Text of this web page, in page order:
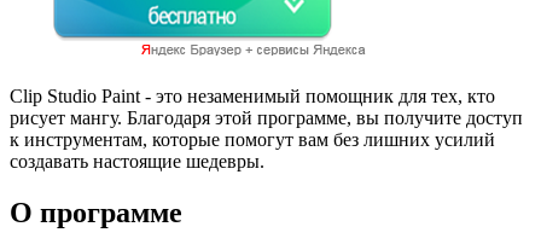
Clip Studio Paint - это незаменимый помощник для тех, кто
рисует мангу. Благодаря этой программе, вы получите доступ
к инструментам, которые помогут вам без лишних усилий
создавать настоящие шедевры.
О программе